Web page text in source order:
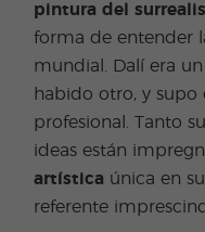
pintura del
forma de entender
mundial. Dalí era
habido otro, y supo
profesional. Tanto
ideas están
artística única en
referente